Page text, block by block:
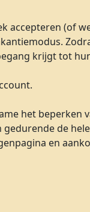
accepteren (of
krijgt tot
het beperken
de
en